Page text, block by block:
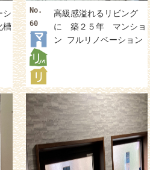
シ
槽
No.
60
高級感溢れるリビング
に 築２５年 マンショ
ン フルリノベーション